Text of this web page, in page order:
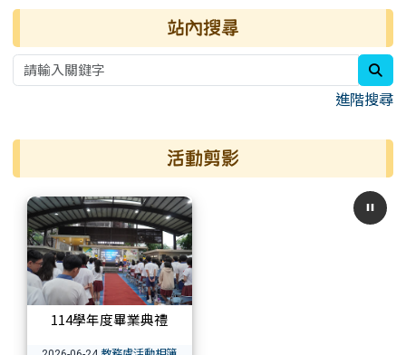
右邊區域內容 站內搜尋
進階搜尋
活動剪影
114學年度畢業典禮